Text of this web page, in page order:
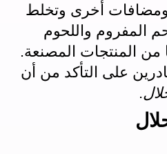
أخرى وتخلط
المفروم واللحوم
من المنتجات المصنعة.
على التأكد من أن
.